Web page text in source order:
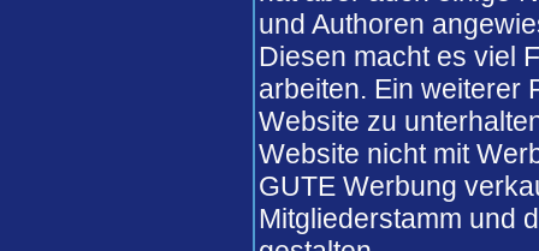
und Authoren
Diesen macht es viel
arbeiten. Ein weiterer
Website zu
Website nicht mit
GUTE Werbung
Mitgliederstamm und